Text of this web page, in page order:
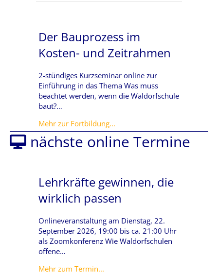
Der Bauprozess im
Kosten- und Zeitrahmen
2-stündiges Kurzseminar online zur
Einführung in das Thema Was muss
beachtet werden, wenn die Waldorfschule
baut?…
Mehr zur Fortbildung...
nächste online Termine
Lehrkräfte gewinnen, die
wirklich passen
Onlineveranstaltung am Dienstag, 22.
September 2026, 19:00 bis ca. 21:00 Uhr
als Zoomkonferenz Wie Waldorfschulen
offene…
Mehr zum Termin...